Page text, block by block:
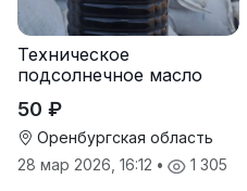
Техническое
подсолнечное масло
50 ₽
Оренбургская область
28 мар 2026, 16:12 • 1 305